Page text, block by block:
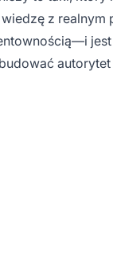
z realnym